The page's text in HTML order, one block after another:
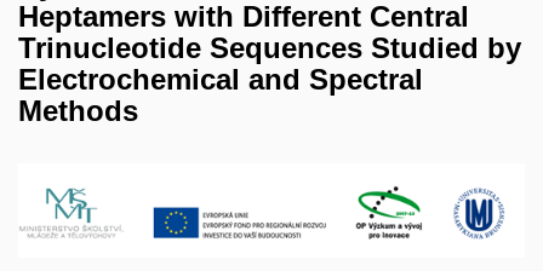
Heptamers with Different Central
Trinucleotide Sequences Studied by
Electrochemical and Spectral
Methods